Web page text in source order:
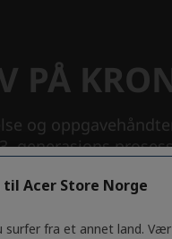
Acer Store Norge
surfer fra et annet land. Vær